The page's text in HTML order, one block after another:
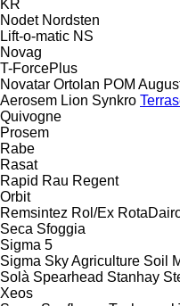
KR
Nodet Nordsten
Lift-o-matic NS
Novag
T-ForcePlus
Novatar Ortolan POM
Aerosem Lion Synkro
Quivogne
Prosem
Rabe
Rasat
Rapid Rau Regent
Orbit
Remsintez Rol/Ex
Seca Sfoggia
Sigma 5
Sigma Sky Agriculture Soil
Solà Spearhead Stanhay
Xeos